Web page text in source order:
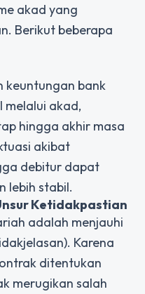
akad yang
Berikut beberapa
keuntungan bank
melalui akad,
hingga akhir masa
akibat
debitur dapat
lebih stabil.
Ketidakpastian
adalah menjauhi
Karena
ditentukan
merugikan salah